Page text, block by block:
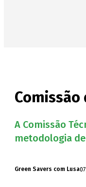
A Comissão
metodologia
Green Savers com Lusa